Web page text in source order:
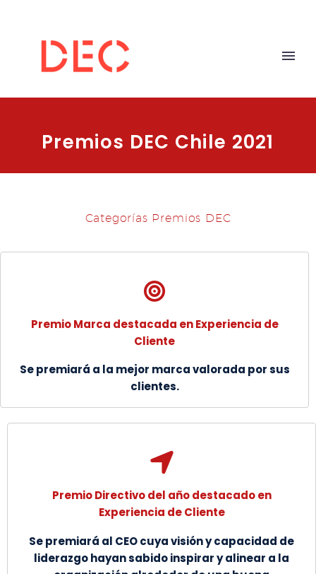
Premios DEC Chile 2021
Categorías Premios DEC
Premio Marca destacada en Experiencia de
Cliente
Se premiará a la mejor marca valorada por sus
clientes.
Premio Directivo del año destacado en
Experiencia de Cliente
Se premiará al CEO cuya visión y capacidad de
liderazgo hayan sabido inspirar y alinear a la